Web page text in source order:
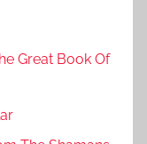
Great Book Of